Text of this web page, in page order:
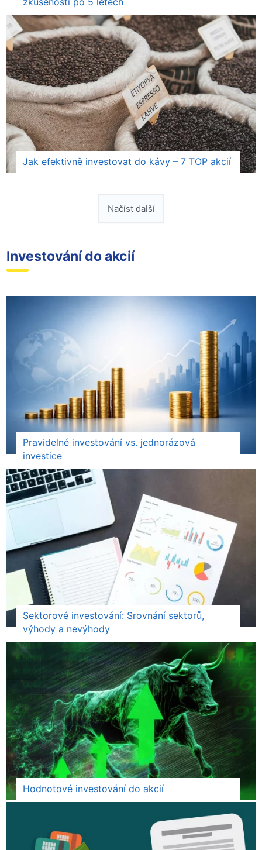
Jak efektivně investovat do kávy – 7 TOP akcií
Načíst další
Investování do akcií
Pravidelné investování vs. jednorázová
investice
Sektorové investování: Srovnání sektorů,
výhody a nevýhody
Hodnotové investování do akcií